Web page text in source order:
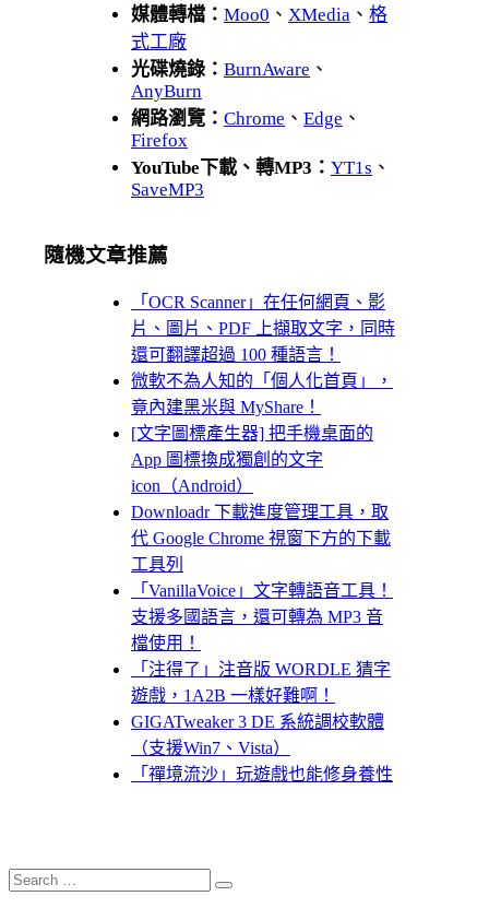
媒體轉檔： Moo0 、 XMedia 、 格
式工廠
光碟燒錄： BurnAware 、
AnyBurn
網路瀏覽： Chrome 、 Edge 、
Firefox
YouTube下載、轉MP3： YT1s 、
SaveMP3
隨機文章推薦
「OCR Scanner」在任何網頁、影
片、圖片、PDF 上擷取文字，同時
還可翻譯超過 100 種語言！
微軟不為人知的「個人化首頁」，
竟內建黑米與 MyShare！
[文字圖標產生器] 把手機桌面的
App 圖標換成獨創的文字
icon（Android）
Downloadr 下載進度管理工具，取
代 Google Chrome 視窗下方的下載
工具列
「VanillaVoice」文字轉語音工具！
支援多國語言，還可轉為 MP3 音
檔使用！
「注得了」注音版 WORDLE 猜字
遊戲，1A2B 一樣好難啊！
GIGATweaker 3 DE 系統調校軟體
（支援Win7、Vista）
「禪境流沙」玩遊戲也能修身養性
Search
for:
Search